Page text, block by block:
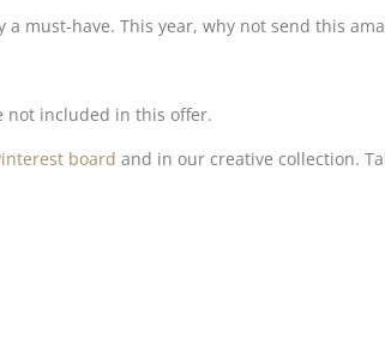
must-have. This year, why not send this
not included in this offer.
board and in our creative collection.